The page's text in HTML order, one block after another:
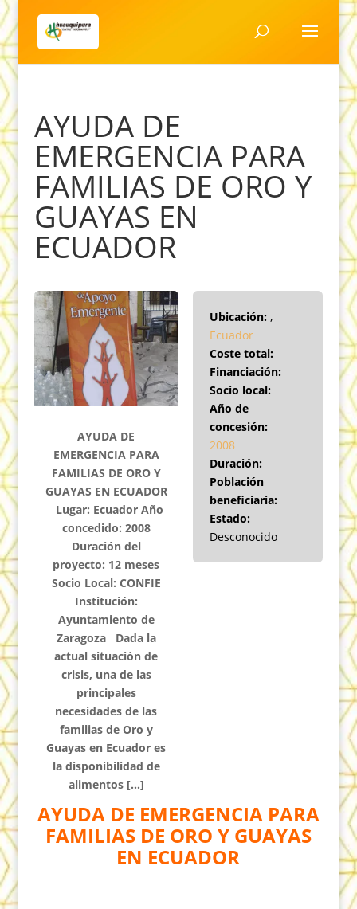
AYUDA DE
EMERGENCIA PARA
FAMILIAS DE ORO Y
GUAYAS EN
ECUADOR
Ubicación: ,
Ecuador
Coste total:
Financiación:
Socio local:
Año de
concesión:
2008
Duración:
Población
beneficiaria:
Estado:
Desconocido
AYUDA DE
EMERGENCIA PARA
FAMILIAS DE ORO Y
GUAYAS EN ECUADOR
Lugar: Ecuador Año
concedido: 2008
Duración del
proyecto: 12 meses
Socio Local: CONFIE
Institución:
Ayuntamiento de
Zaragoza Dada la
actual situación de
crisis, una de las
principales
necesidades de las
familias de Oro y
Guayas en Ecuador es
la disponibilidad de
alimentos […]
AYUDA DE EMERGENCIA PARA
FAMILIAS DE ORO Y GUAYAS
EN ECUADOR